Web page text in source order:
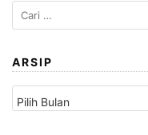
Cari
untuk:
ARSIP
Arsip